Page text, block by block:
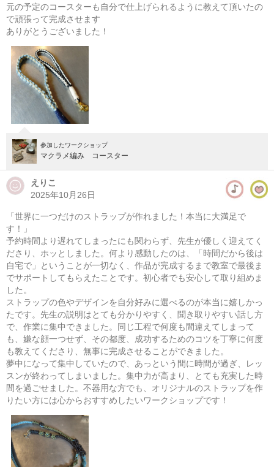
08/09(日) 13:00-18:00
東京 学芸大学駅徒歩14分
パラコードで作るミニバッグ
08/13(木) 10:00-14:00
東京 （東横線）学芸大学駅から徒歩15分
08/13(木) 11:00-15:00
東京 （東横線）学芸大学駅から徒歩15分
元の予定のコースターも自分で仕上げられるように教えて頂いたの
で頑張って完成させます
ありがとうございました！
参加したワークショップ
マクラメ編み コースター
えりこ
2025年10月26日
​「世界に一つだけのストラップが作れました！本当に大満足で
す！」
​予約時間より遅れてしまったにも関わらず、先生が優しく迎えてく
ださり、ホッとしました。何より感動したのは、「時間だから後は
自宅で」ということが一切なく、作品が完成するまで教室で最後ま
でサポートしてもらえたことです。初心者でも安心して取り組めま
した。
ストラップの色やデザインを自分好みに選べるのが本当に嬉しかっ
たです。先生の説明はとても分かりやすく、聞き取りやすい話し方
で、作業に集中できました。同じ工程で何度も間違えてしまって
も、嫌な顔一つせず、その都度、成功するためのコツを丁寧に何度
も教えてくださり、無事に完成させることができました。
夢中になって集中していたので、あっという間に時間が過ぎ、レッ
スンが終わってしまいました。集中力が高まり、とても充実した時
間を過ごせました。不器用な方でも、オリジナルのストラップを作
りたい方には心からおすすめしたいワークショップです！